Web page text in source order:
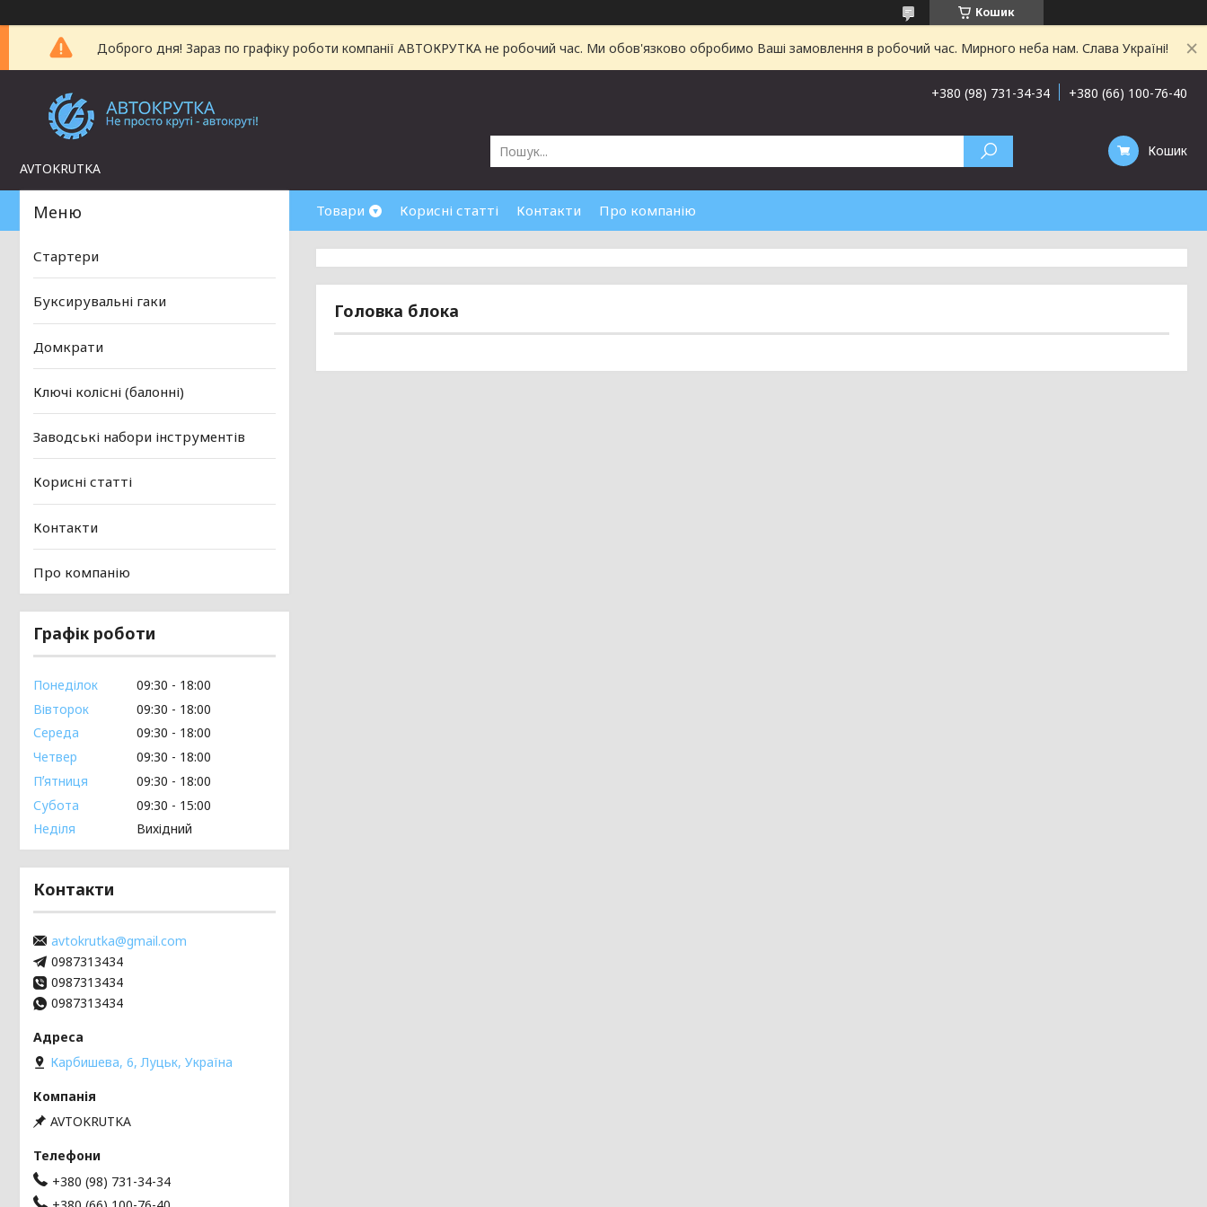
Кошик
Доброго дня! Зараз по графіку роботи компанії АВТОКРУТКА не робочий час. Ми обов'язково обробимо Ваші замовлення в робочий час. Мирного неба нам. Слава Україні!
AVTOKRUTKA
+380 (98) 731-34-34 +380 (66) 100-76-40
Кошик
Товари Корисні статті Контакти Про компанію
Головка блока
Стартери
Буксирувальні гаки
Домкрати
Ключі колісні (балонні)
Заводські набори інструментів
Корисні статті
Контакти
Про компанію
Графік роботи
Понеділок 09:30
18:00
Вівторок
09:30
18:00
Середа
09:30
18:00
Четвер
09:30
18:00
Пʼятниця
09:30
18:00
Субота
09:30
15:00
Неділя
Вихідний
Контакти
avtokrutka@gmail.com
0987313434
0987313434
0987313434
Карбишева, 6, Луцьк, Україна
AVTOKRUTKA
+380 (98) 731-34-34